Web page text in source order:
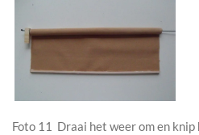
Foto 11 Draai het weer om en knip